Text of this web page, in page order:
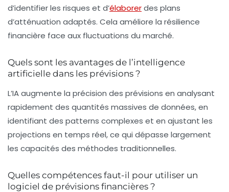
d’identifier les risques et d’élaborerdes plans
d’atténuation adaptés. Cela améliore la résilience
financière face aux fluctuations du marché.
Quels sont les avantages de l’intelligence
artificielle dans les prévisions ?
L’IA augmente la précision des prévisions en analysant
rapidement des quantités massives de données, en
identifiant des patterns complexes et en ajustant les
projections en temps réel, ce qui dépasse largement
les capacités des méthodes traditionnelles.
Quelles compétences faut-il pour utiliser un
logiciel de prévisions financières ?